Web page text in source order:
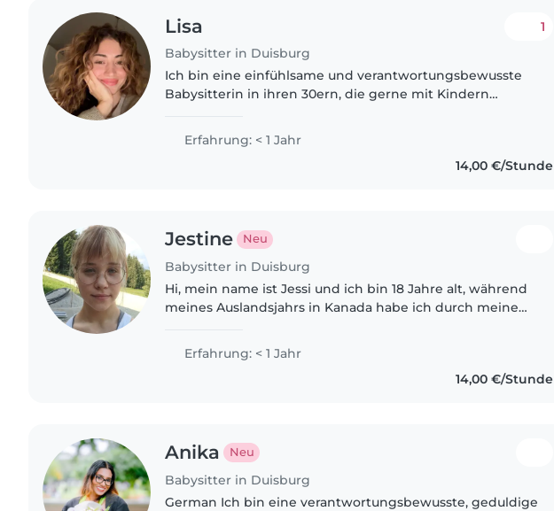
Lisa
Babysitter in Duisburg
1
Ich bin eine einfühlsame und verantwortungsbewusste
Babysitterin in ihren 30ern, die gerne mit Kindern
es, ihnen beim Zeichnen,..
Erfahrung: < 1 Jahr
14,00 €/Stunde
Jestine Neu
Babysitter in Duisburg
Hi, mein name ist Jessi und ich bin 18 Jahre alt, während
meines Auslandsjahrs in Kanada habe ich durch meine
dass der Umgang..
Erfahrung: < 1 Jahr
14,00 €/Stunde
Anika Neu
Babysitter in Duisburg
German Ich bin eine verantwortungsbewusste, geduldige